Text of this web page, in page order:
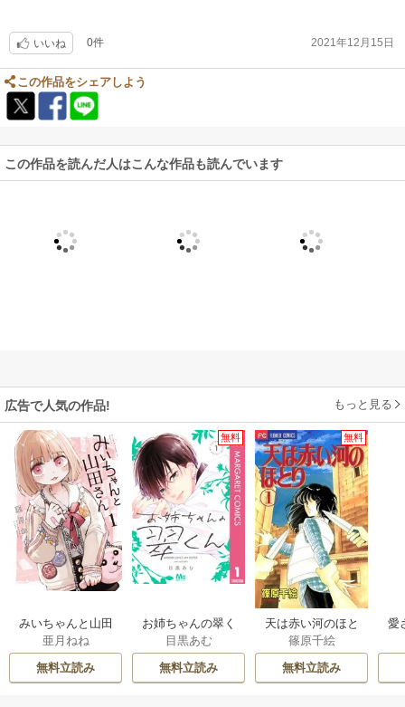
いいね 0件 2021年12月15日
この作品をシェアしよう
この作品を読んだ人はこんな作品も読んでいます
広告で人気の作品! もっと見る
みいちゃんと山田
さん
亜月ねね
無料立読み
無料
お姉ちゃんの翠く
ん
目黒あむ
無料立読み
無料
天は赤い河のほと
り
篠原千絵
無料立読み
愛